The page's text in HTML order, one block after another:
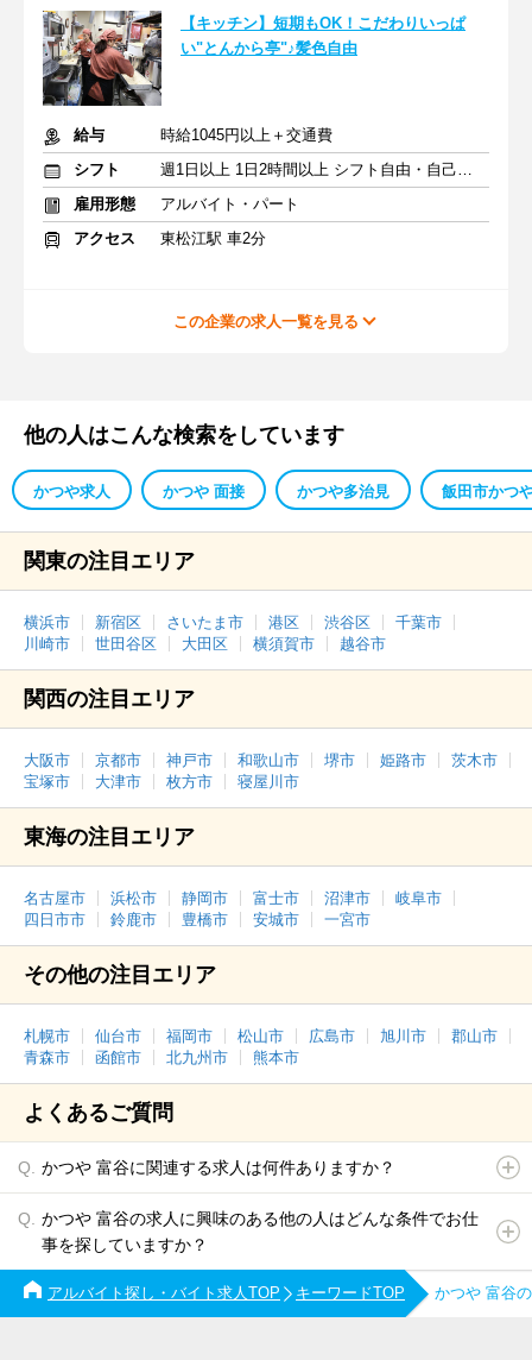
【キッチン】短期もOK！こだわりいっぱ
い"とんから亭"♪髪色自由
給与
時給1045円以上＋交通費
シフト
週1日以上 1日2時間以上 シフト自由・自己申告
雇用形態
アルバイト・パート
アクセス
東松江駅 車2分
この企業の求人一覧を見る
他の人はこんな検索をしています
かつや求人 かつや 面接 かつや多治見 飯田市かつ
関東の注目エリア
横浜市 新宿区 さいたま市 港区 渋谷区
千葉市
川崎市
世田谷区 大田区 横須賀市 越谷市
関西の注目エリア
大阪市 京都市 神戸市 和歌山市 堺市 姫路市
茨木市
宝塚市
大津市 枚方市 寝屋川市
東海の注目エリア
名古屋市 浜松市 静岡市 富士市 沼津市
岐阜市
四日市市
鈴鹿市 豊橋市 安城市 一宮市
その他の注目エリア
札幌市 仙台市 福岡市 松山市 広島市 旭川市
郡山市
青森市
函館市 北九州市 熊本市
よくあるご質問
かつや 富谷に関連する求人は何件ありますか？
かつや 富谷の求人に興味のある他の人はどんな条件でお仕
事を探していますか？
アルバイト探し・バイト求人TOP キーワードTOP かつや 富谷